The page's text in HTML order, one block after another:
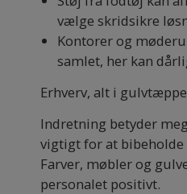
vælge skridsikre
Kontorer og
samlet, her kan
Erhverv, alt i
lndretning betyder
vigtigt for at bibeholde
Farver, møbler og
personalet positivt.